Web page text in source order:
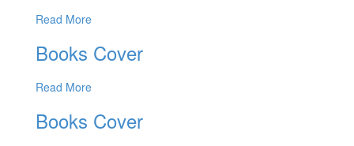
Read More
Books Cover
Read More
Books Cover